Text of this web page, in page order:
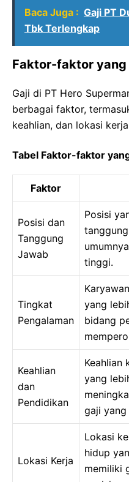
Baca Juga : Gaji PT
Tbk Terlengkap
Faktor-faktor yang
Gaji di PT Hero
berbagai faktor,
keahlian, dan lokasi
Tabel Faktor-faktor
Faktor
Posisi dan
Tanggung
Jawab
Posisi
tinggi.
Tingkat
Pengalaman
yang
bidang
Keahlian
dan
Pendidikan
Keahlian
yang
gaji
Lokasi Kerja
Lokasi
hidup
memiliki